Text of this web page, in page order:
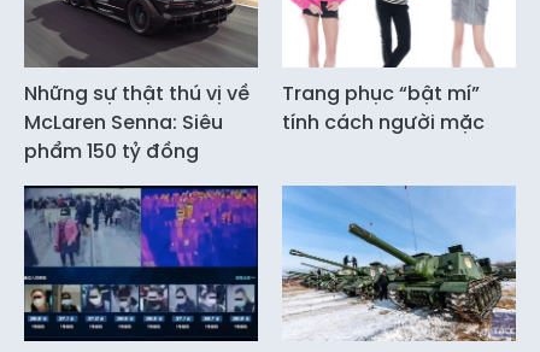
Những sự thật thú vị về
McLaren Senna: Siêu
phẩm 150 tỷ đồng
Trang phục “bật mí”
tính cách người mặc